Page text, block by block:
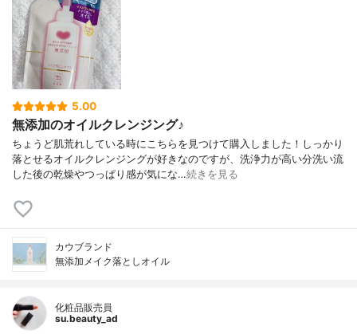
5.00
無添加のオイルクレンジング♪
ちょうど肌荒れしている時にこちらを見つけて購入しました！しっかり
落とせるオイルクレンジングが好きなのですが、洗浄力が高い分洗い流
した後の乾燥やつっぱり感が気にな…続きを見る
カウブランド
無添加メイク落としオイル
化粧品販売員
su.beauty_ad